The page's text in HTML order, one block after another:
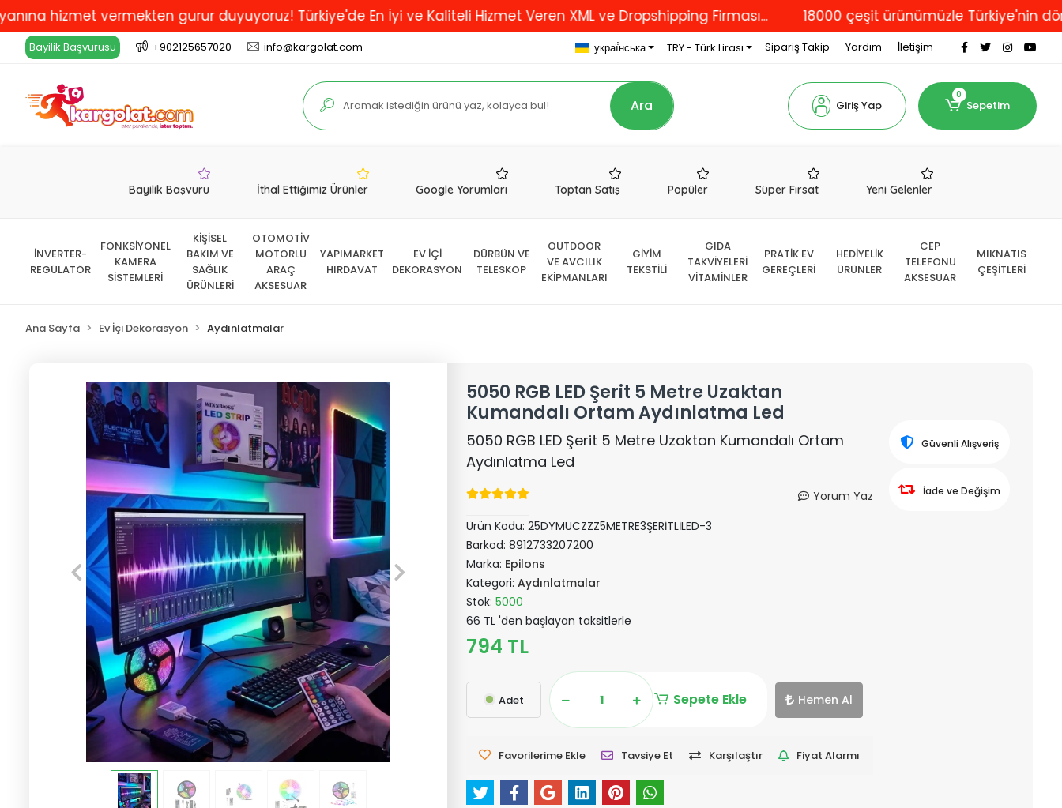
vermekten gurur duyuyoruz! Türkiye'de En İyi ve Kaliteli Hizmet Veren XML ve Dropshipping Firması... 18000 çeşit ürünümüzle Türkiye'nin dört bir
Bayilik Başvurusu +902125657020 info@kargolat.com украї́нська TRY - Türk Lirası Sipariş Takip Yardım İletişim
Ara Giriş Yap
0
Sepetim
Bayilik Başvuru İthal Ettiğimiz Ürünler Google Yorumları Toptan Satış Popüler Süper Fırsat Yeni Gelenler
İNVERTER-
REGÜLATÖR
FONKSİYONEL
KAMERA
SİSTEMLERİ
KİŞİSEL
BAKIM VE
SAĞLIK
ÜRÜNLERİ
OTOMOTİV
MOTORLU
ARAÇ
AKSESUAR
YAPIMARKET
HIRDAVAT
EV İÇİ
DEKORASYON
DÜRBÜN VE
TELESKOP
OUTDOOR
VE AVCILIK
EKİPMANLARI
GİYİM
TEKSTİLİ
GIDA
TAKVİYELERİ
VİTAMİNLER
PRATİK EV
GEREÇLERİ
HEDİYELİK
ÜRÜNLER
CEP
TELEFONU
AKSESUAR
MIKNATIS
ÇEŞİTLERİ
Ana Sayfa Ev İçi Dekorasyon Aydınlatmalar
5050 RGB LED Şerit 5 Metre Uzaktan
Kumandalı Ortam Aydınlatma Led
5050 RGB LED Şerit 5 Metre Uzaktan Kumandalı Ortam
Aydınlatma Led
Yorum Yaz
Ürün Kodu:25DYMUCZZZ5METRE3ŞERİTLİLED-3
Barkod:8912733207200
Marka: Epilons
Kategori:Aydınlatmalar
Stok:5000
66 TL 'den başlayan taksitlerle
794 TL
Adet Sepete Ekle Hemen Al
Favorilerime Ekle Tavsiye Et Karşılaştır Fiyat Alarmı
Güvenli Alışveriş
İade ve Değişim